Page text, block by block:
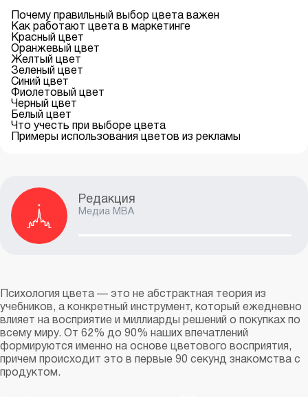
Почему правильный выбор цвета важен
Как работают цвета в маркетинге
Красный цвет
Оранжевый цвет
Желтый цвет
Зеленый цвет
Синий цвет
Фиолетовый цвет
Черный цвет
Белый цвет
Что учесть при выборе цвета
Примеры использования цветов из рекламы
Редакция
Медиа MBA
Психология цвета — это не абстрактная теория из
учебников, а конкретный инструмент, который ежедневно
влияет на восприятие и миллиарды решений о покупках по
всему миру. От 62% до 90% наших впечатлений
формируются именно на основе цветового восприятия,
причем происходит это в первые 90 секунд знакомства с
продуктом.